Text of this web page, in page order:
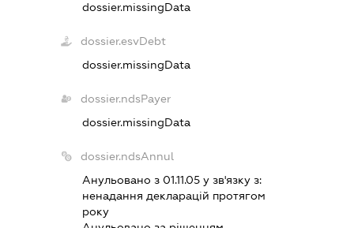
dossier.missingData
dossier.esvDebt
dossier.missingData
dossier.ndsPayer
dossier.missingData
dossier.ndsAnnul
Анульовано з 01.11.05 у зв'язку з:
ненадання декларацiй протягом
року